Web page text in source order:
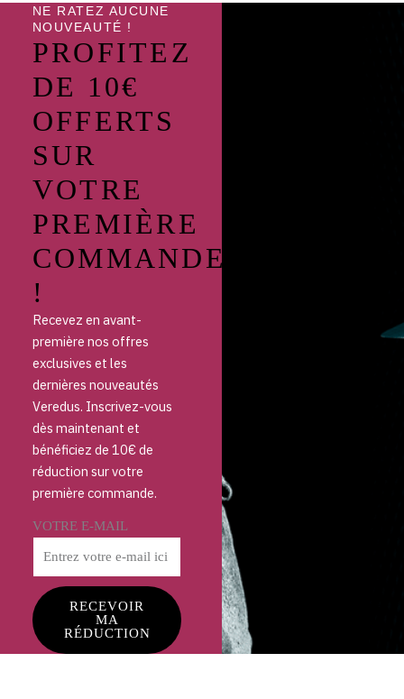
NE RATEZ AUCUNE
NOUVEAUTÉ !
PROFITEZ
DE 10€
OFFERTS
SUR
VOTRE
PREMIÈRE
COMMANDE
!
Recevez en avant-
première nos offres
exclusives et les
dernières nouveautés
Veredus. Inscrivez-vous
dès maintenant et
bénéficiez de 10€ de
réduction sur votre
première commande.
VOTRE E-MAIL
RECEVOIR
MA
RÉDUCTION